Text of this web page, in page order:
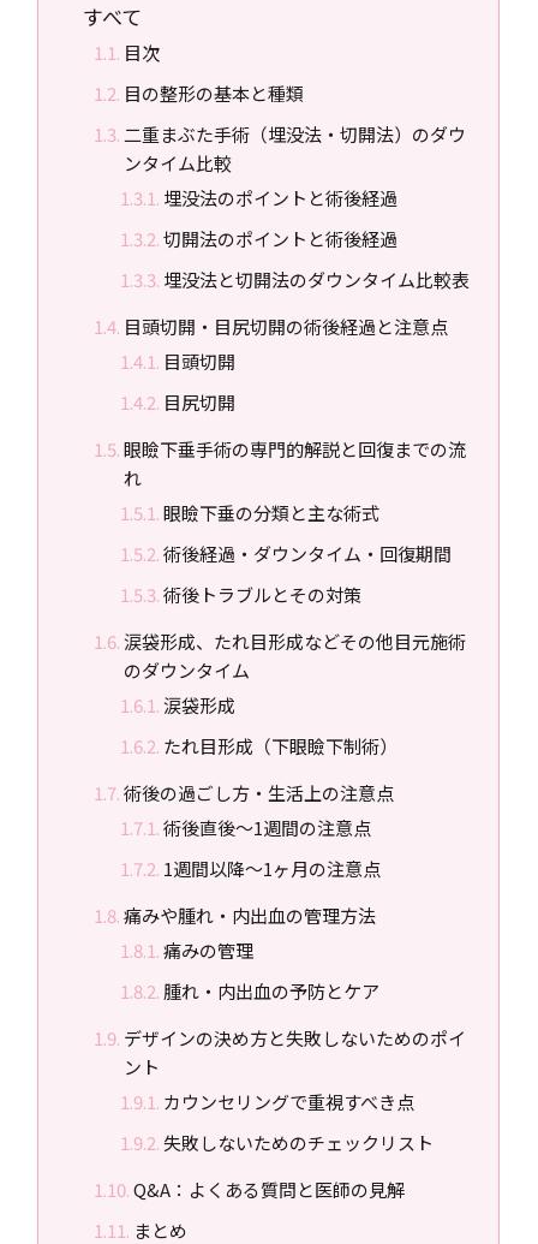
すべて
目次
目の整形の基本と種類
二重まぶた手術（埋没法・切開法）のダウ
ンタイム比較
埋没法のポイントと術後経過
切開法のポイントと術後経過
埋没法と切開法のダウンタイム比較表
目頭切開・目尻切開の術後経過と注意点
目頭切開
目尻切開
眼瞼下垂手術の専門的解説と回復までの流
れ
眼瞼下垂の分類と主な術式
術後経過・ダウンタイム・回復期間
術後トラブルとその対策
涙袋形成、たれ目形成などその他目元施術
のダウンタイム
涙袋形成
たれ目形成（下眼瞼下制術）
術後の過ごし方・生活上の注意点
術後直後～1週間の注意点
1週間以降～1ヶ月の注意点
痛みや腫れ・内出血の管理方法
痛みの管理
腫れ・内出血の予防とケア
デザインの決め方と失敗しないためのポイ
ント
カウンセリングで重視すべき点
失敗しないためのチェックリスト
Q&A：よくある質問と医師の見解
まとめ